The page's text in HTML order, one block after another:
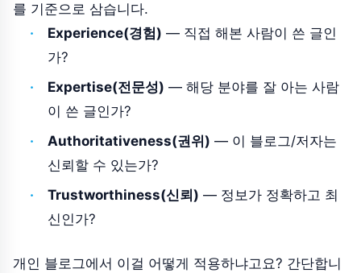
를 기준으로 삼습니다.
Experience(경험) — 직접 해본 사람이 쓴 글인
가?
Expertise(전문성) — 해당 분야를 잘 아는 사람
이 쓴 글인가?
Authoritativeness(권위) — 이 블로그/저자는
신뢰할 수 있는가?
Trustworthiness(신뢰) — 정보가 정확하고 최
신인가?
개인 블로그에서 이걸 어떻게 적용하냐고요? 간단합니